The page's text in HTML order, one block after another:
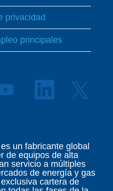
privacidad
principales
S
a
n
u
n
a
p
e
S
e
n
u
n
a
p
un fabricante global
de equipos de alta
servicio a múltiples
de energía y gas
cartera de